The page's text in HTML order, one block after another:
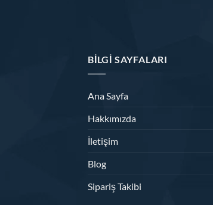
BILGI SAYFALARI
Ana Sayfa
Hakkımızda
İletişim
Blog
Sipariş Takibi